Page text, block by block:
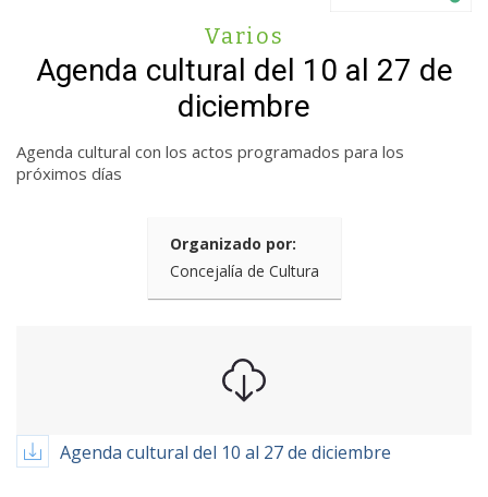
Varios
Agenda cultural del 10 al 27 de
diciembre
Agenda cultural con los actos programados para los
próximos días
Organizado por:
Concejalía de Cultura
Agenda cultural del 10 al 27 de diciembre